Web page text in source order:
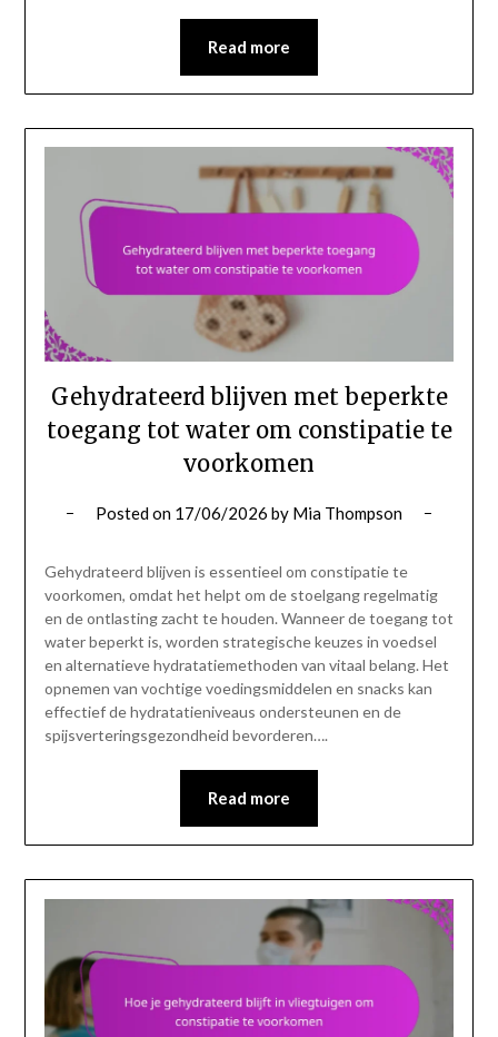
Read more
Gehydrateerd blijven met beperkte
toegang tot water om constipatie te
voorkomen
Posted on 17/06/2026 by Mia Thompson
Gehydrateerd blijven is essentieel om constipatie te
voorkomen, omdat het helpt om de stoelgang regelmatig
en de ontlasting zacht te houden. Wanneer de toegang tot
water beperkt is, worden strategische keuzes in voedsel
en alternatieve hydratatiemethoden van vitaal belang. Het
opnemen van vochtige voedingsmiddelen en snacks kan
effectief de hydratatieniveaus ondersteunen en de
spijsverteringsgezondheid bevorderen….
Read more